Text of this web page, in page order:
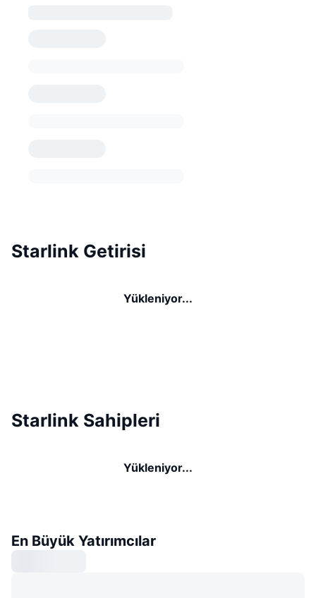
Starlink Getirisi
Yükleniyor...
Starlink Sahipleri
Yükleniyor...
En Büyük Yatırımcılar